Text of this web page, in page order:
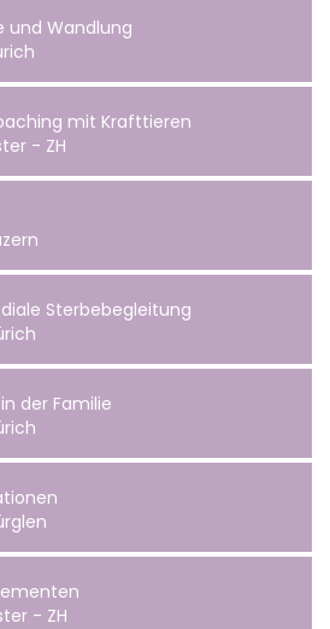
und Wandlung
mit Krafttieren
- ZH
Sterbebegleitung
der Familie
- ZH